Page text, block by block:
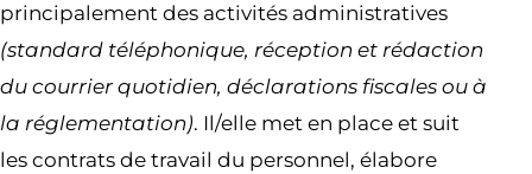
principalement des activités administratives
(standard téléphonique, réception et rédaction
du courrier quotidien, déclarations fiscales ou à
la réglementation). Il/elle met en place et suit
les contrats de travail du personnel, élabore